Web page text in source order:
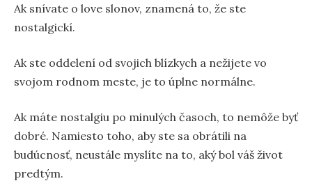
Ak snívate o love slonov, znamená to, že ste
nostalgickí.
Ak ste oddelení od svojich blízkych a nežijete vo
svojom rodnom meste, je to úplne normálne.
Ak máte nostalgiu po minulých časoch, to nemôže byť
dobré. Namiesto toho, aby ste sa obrátili na
budúcnosť, neustále myslíte na to, aký bol váš život
predtým.